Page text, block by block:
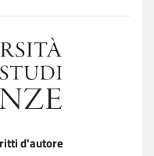
d'autore